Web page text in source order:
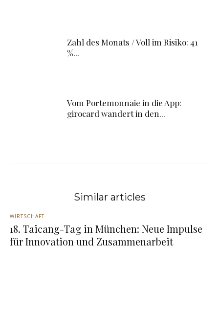
Zahl des Monats / Voll im Risiko: 41
%...
Vom Portemonnaie in die App:
girocard wandert in den...
Similar articles
WIRTSCHAFT
18. Taicang-Tag in München: Neue Impulse
für Innovation und Zusammenarbeit